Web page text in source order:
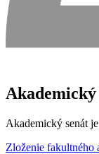
Akademický
Akademický senát
Zloženie fakultného